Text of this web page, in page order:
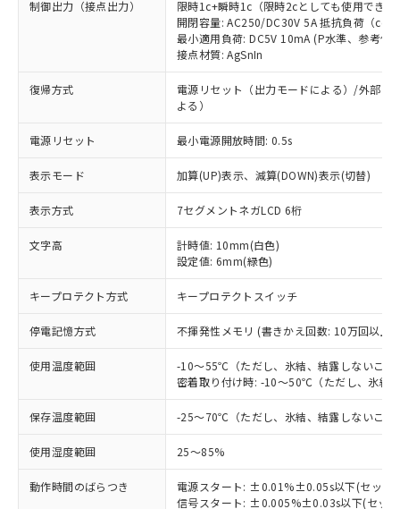
制御出力（接点出力）
限時1c+瞬時1c（限時2cとしても使用できま
開閉容量: AC250/DC30V 5A 抵抗負荷（
最小適用負荷: DC5V 10mA (P水準、参考値)
接点材質: AgSnIn
復帰方式
電源リセット（出力モードによる）/外部
よる）
電源リセット 最小電源開放時間: 0.5s
表示モード 加算(UP)表示、減算(DOWN)表示(切替)
表示方式 7セグメントネガLCD 6桁
文字高
計時値: 10mm(白色)
設定値: 6mm(緑色)
キープロテクト方式 キープロテクトスイッチ
停電記憶方式 不揮発性メモリ (書きかえ回数: 10万回以上
使用温度範囲
-10～55℃（ただし、氷結、結露しないこと
密着取り付け時: -10～50℃（ただし、氷結
保存温度範囲 -25～70℃（ただし、氷結、結露しないこと
使用湿度範囲 25～85%
動作時間のばらつき
電源スタート: ±0.01%±0.05s以下(セット
信号スタート: ±0.005%±0.03s以下(セッ
ご利用条件
対応済み：EU RoHS指令（10物質）の
非含有に対応した製品が提供可能な商品で
す。
対応予定：EU RoHS指令（10物質）の非含
有に対応した製品に切り替える予定のある